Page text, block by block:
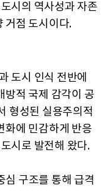
시의 역사성과 자존
거점 도시이다.
도시 인식 전반에
방적 국제 감각이 공
형성된 실용주의적
화에 민감하게 반응
시로 발전해 왔다.
심 구조를 통해 급격